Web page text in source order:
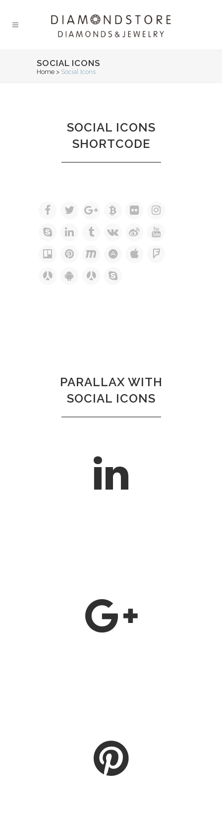
SOCIAL ICONS
Home > Social Icons
SOCIAL ICONS
SHORTCODE
PARALLAX WITH
SOCIAL ICONS